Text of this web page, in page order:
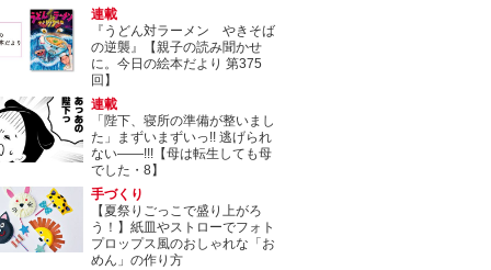
連載
『うどん対ラーメン やきそば
の逆襲』【親子の読み聞かせ
に。今日の絵本だより 第375
回】
連載
「陛下、寝所の準備が整いまし
た」まずいまずいっ!! 逃げられ
ない――!!!【母は転生しても母
でした・8】
手づくり
【夏祭りごっこで盛り上がろ
う！】紙皿やストローでフォト
プロップス風のおしゃれな「お
めん」の作り方